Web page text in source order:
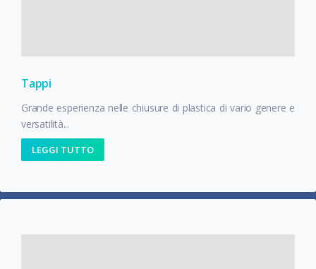
Tappi
Grande esperienza nelle chiusure di plastica di vario genere e
versatilità...
LEGGI TUTTO